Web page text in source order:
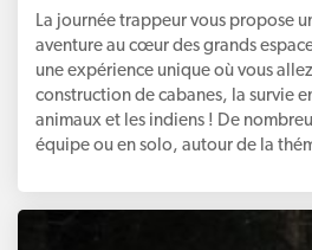
La journée trappeur vous propose
aventure au cœur des grands
une expérience unique où vous
construction de cabanes, la survie
animaux et les indiens ! De
équipe ou en solo, autour de la